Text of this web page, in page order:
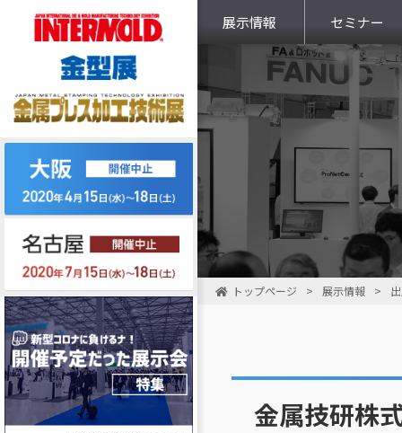
展示情報 セミナー
トップページ > 展示情報 >
金属技研株